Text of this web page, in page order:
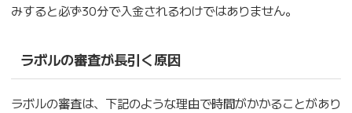
みすると必ず30分で入金されるわけではありません。
ラボルの審査が長引く原因
ラボルの審査は、下記のような理由で時間がかかることがあり